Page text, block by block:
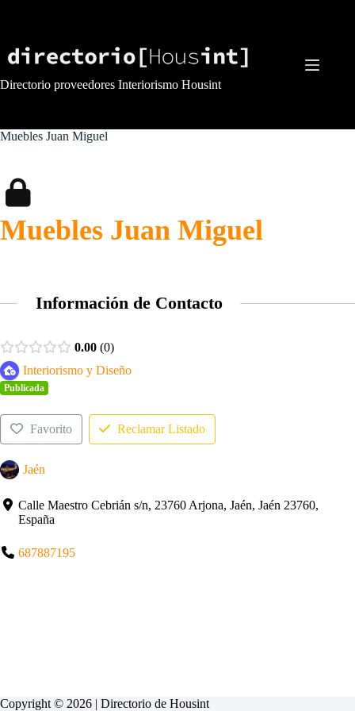
Directorio proveedores Interiorismo Housint
Muebles Juan Miguel
Muebles Juan Miguel
Información de Contacto
0.00 0
Interiorismo y Diseño
Publicada
Favorito Reclamar Listado
Jaén
Calle Maestro Cebrián s/n, 23760 Arjona, Jaén, Jaén 23760,
España
687887195
Copyright © 2026 | Directorio de Housint